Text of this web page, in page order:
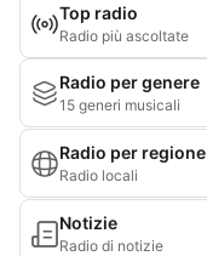
Top radio
Radio più ascoltate
Radio per genere
15 generi musicali
Radio per regione
Radio locali
Notizie
Radio di notizie